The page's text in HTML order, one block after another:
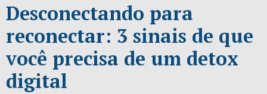
Desconectando para
reconectar: 3 sinais de que
você precisa de um detox
digital